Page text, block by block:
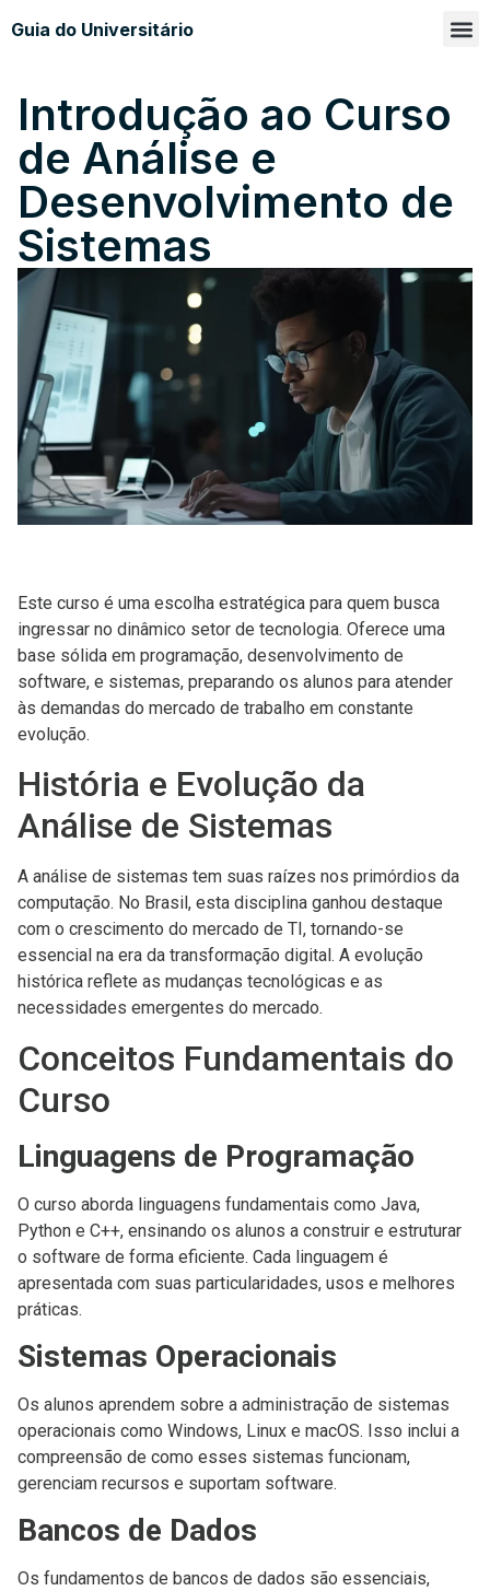
Guia do Universitário
Introdução ao Curso
de Análise e
Desenvolvimento de
Sistemas
Este curso é uma escolha estratégica para quem busca
ingressar no dinâmico setor de tecnologia. Oferece uma
base sólida em programação, desenvolvimento de
software, e sistemas, preparando os alunos para atender
às demandas do mercado de trabalho em constante
evolução.
História e Evolução da
Análise de Sistemas
A análise de sistemas tem suas raízes nos primórdios da
computação. No Brasil, esta disciplina ganhou destaque
com o crescimento do mercado de TI, tornando-se
essencial na era da transformação digital. A evolução
histórica reflete as mudanças tecnológicas e as
necessidades emergentes do mercado.
Conceitos Fundamentais do
Curso
Linguagens de Programação
O curso aborda linguagens fundamentais como Java,
Python e C++, ensinando os alunos a construir e estruturar
o software de forma eficiente. Cada linguagem é
apresentada com suas particularidades, usos e melhores
práticas.
Sistemas Operacionais
Os alunos aprendem sobre a administração de sistemas
operacionais como Windows, Linux e macOS. Isso inclui a
compreensão de como esses sistemas funcionam,
gerenciam recursos e suportam software.
Bancos de Dados
Os fundamentos de bancos de dados são essenciais,